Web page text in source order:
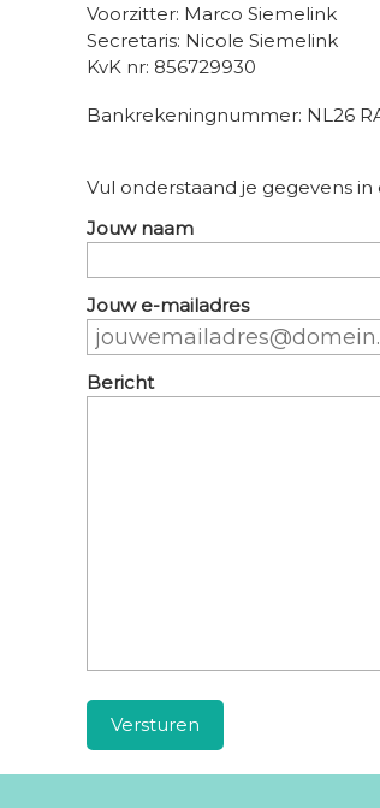
Voorzitter: Marco Siemelink
Secretaris: Nicole Siemelink
KvK nr: 856729930
Bankrekeningnummer: NL26
Vul onderstaand je gegevens
Jouw naam
Jouw e-mailadres
Bericht
Versturen